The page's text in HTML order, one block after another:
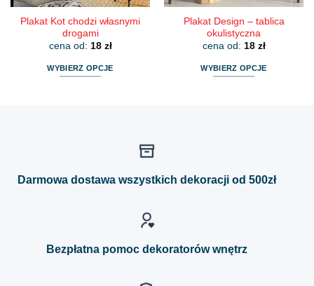
Plakat Kot chodzi własnymi
drogami
cena od: 18 zł
WYBIERZ OPCJE
Plakat Design – tablica
okulistyczna
cena od: 18 zł
WYBIERZ OPCJE
można
Darmowa dostawa wszystkich dekoracji od 500zł
Bezpłatna pomoc dekoratorów wnętrz